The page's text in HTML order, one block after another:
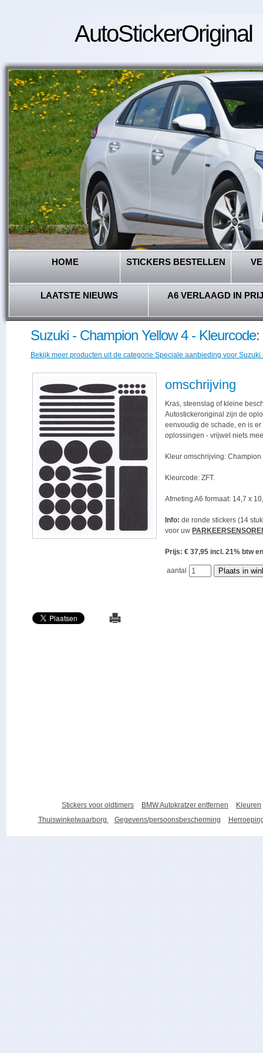
AutoStickerOriginal
HOME STICKERS BESTELLEN
LAATSTE NIEUWS A6 VERLAAGD IN
Suzuki - Champion Yellow 4 -
Bekijk meer producten uit de categorie Speciale aanbieding voor Suzuki
omschrijving
Kras, steenslag of kleine
Autostickeroriginal zijn de
eenvoudig de schade, en is
oplossingen - vrijwel niets
Kleur omschrijving: Champion
Kleurcode: ZFT.
Afmeting A6 formaat: 14,7 x
Info: de ronde stickers (14
voor uw
Prijs: € 37,95 incl. 21% btw
aantal
Stickers voor oldtimers BMW Autokratzer entfernen
Kleuren
Thuiswinkelwaarborg
Gegevens/persoonsbescherming